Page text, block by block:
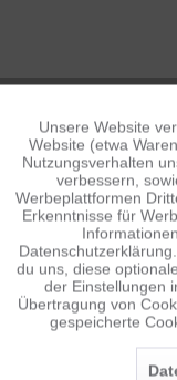
Jetzt anmelden und
Funktionale
Tracking
Personalisierung
Service
Unsere Website
Website (etwa
Nutzungsverhalten
verbessern,
Werbeplattformen
Erkenntnisse für
du uns, diese
der Einstellungen
Übertragung von
gespeicherte